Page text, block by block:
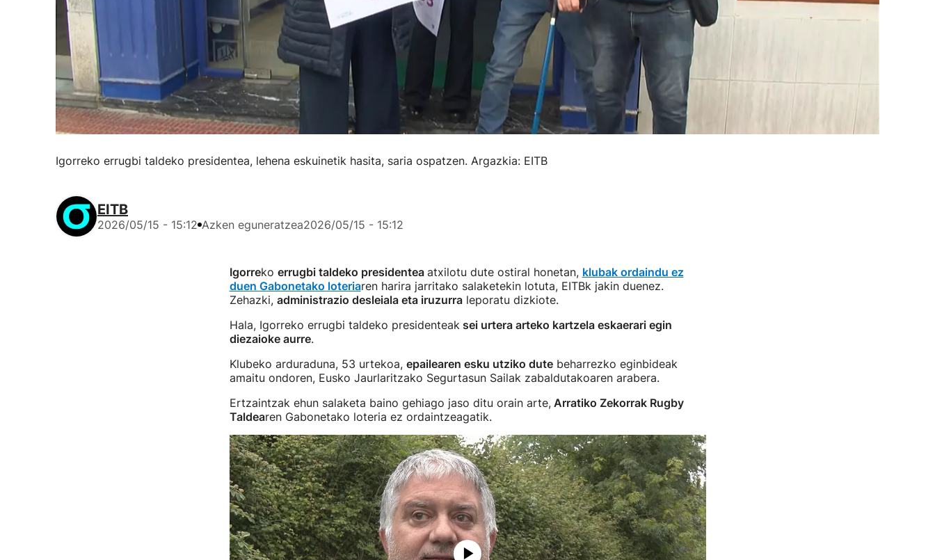
Igorreko errugbi taldeko presidentea, lehena eskuinetik hasita, saria ospatzen. Argazkia: EITB
EITB
2026/05/15 - 15:12 Azken eguneratzea2026/05/15 - 15:12
Igorreko errugbi taldeko presidentea atxilotu dute ostiral honetan, klubak ordaindu ez
duen Gabonetako loteriaren harira jarritako salaketekin lotuta, EITBk jakin duenez.
Zehazki, administrazio desleiala eta iruzurraleporatu dizkiote.
Hala, Igorreko errugbi taldeko presidenteaksei urtera arteko kartzela eskaerari egin
diezaioke aurre.
Klubeko arduraduna, 53 urtekoa, epailearen esku utziko dutebeharrezko eginbideak
amaitu ondoren, Eusko Jaurlaritzako Segurtasun Sailak zabaldutakoaren arabera.
Ertzaintzak ehun salaketa baino gehiago jaso ditu orain arte,Arratiko Zekorrak Rugby
Taldearen Gabonetako loteria ez ordaintzeagatik.